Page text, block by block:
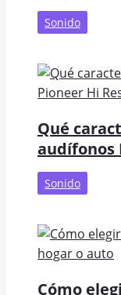
Sonido
Qué
audífonos
Sonido
Cómo